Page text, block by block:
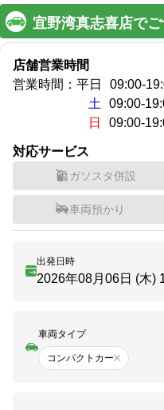
宜野湾真志喜店でご
店舗営業時間
営業時間： 平日 09:00-
土
09:00-
日
09:00-
対応サービス
ガソスタ併設
車両預かり
出発日時
2026年08月06日 (木)
車両タイプ
コンパクトカー